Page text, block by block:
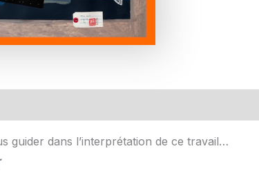
guider dans l’interprétation de ce travail…